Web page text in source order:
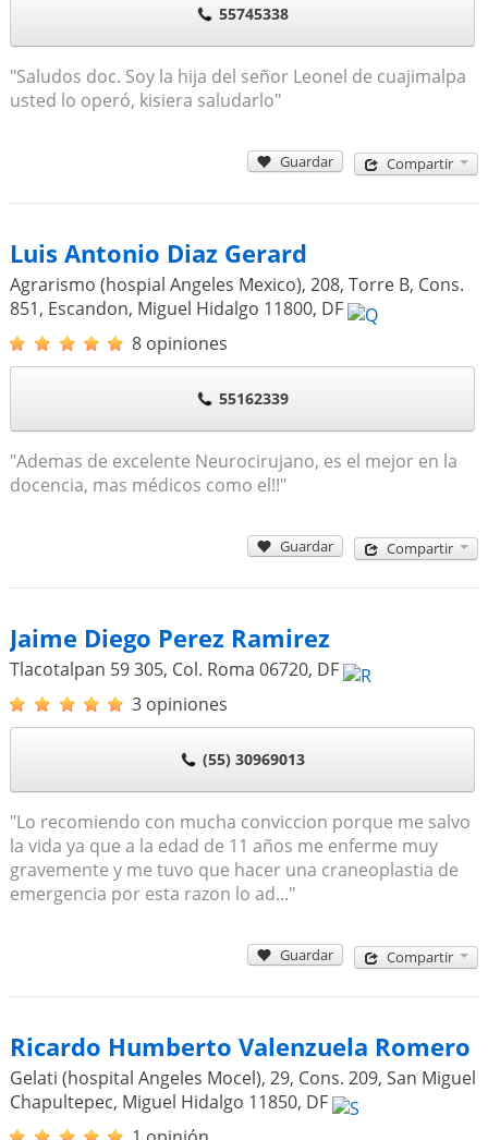
55745338
"Saludos doc. Soy la hija del señor Leonel de cuajimalpa
usted lo operó, kisiera saludarlo"
Guardar Compartir
Luis Antonio Diaz Gerard
Agrarismo (hospial Angeles Mexico), 208, Torre B, Cons.
851, Escandon, Miguel Hidalgo 11800, DF
8 opiniones
55162339
"Ademas de excelente Neurocirujano, es el mejor en la
docencia, mas médicos como el!!"
Guardar Compartir
Jaime Diego Perez Ramirez
Tlacotalpan 59 305, Col. Roma 06720, DF
3 opiniones
(55) 30969013
"Lo recomiendo con mucha conviccion porque me salvo
la vida ya que a la edad de 11 años me enferme muy
gravemente y me tuvo que hacer una craneoplastia de
emergencia por esta razon lo ad..."
Guardar Compartir
Ricardo Humberto Valenzuela Romero
Gelati (hospital Angeles Mocel), 29, Cons. 209, San Miguel
Chapultepec, Miguel Hidalgo 11850, DF